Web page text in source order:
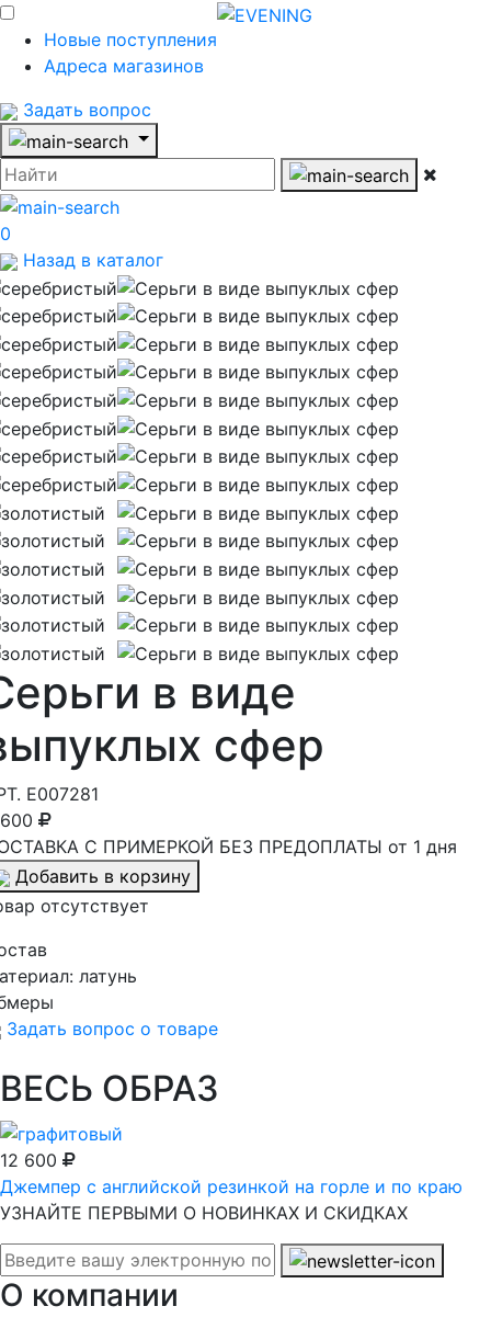
Новые поступления
Адреса магазинов
Задать вопрос
0
Назад в каталог
в виде
сфер
E007281
С ПРИМЕРКОЙ БЕЗ ПРЕДОПЛАТЫ от 1 дня
Добавить в корзину
отсутствует
латунь
Задать вопрос о товаре
ВЕСЬ ОБРАЗ
12 600
Джемпер с английской резинкой на горле и по краю
УЗНАЙТЕ ПЕРВЫМИ О НОВИНКАХ И СКИДКАХ
О компании